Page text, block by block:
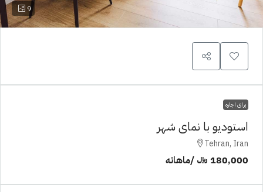
9
برای اجاره
استودیو با نمای شهر
Tehran, Iran
180,000 ﷼ /ماهانه